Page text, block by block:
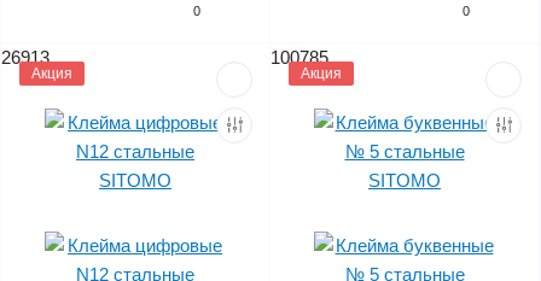
0 0
26913
Акция
100785
Акция